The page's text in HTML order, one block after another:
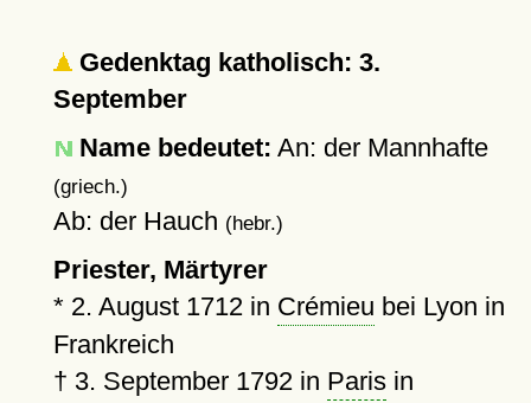
Gedenktag katholisch: 3.
September
Name bedeutet: An: der Mannhafte
(griech.)
Ab: der Hauch (hebr.)
Priester, Märtyrer
* 2. August 1712in Crémieu bei Lyon in
Frankreich
† 3. September 1792in Parisin